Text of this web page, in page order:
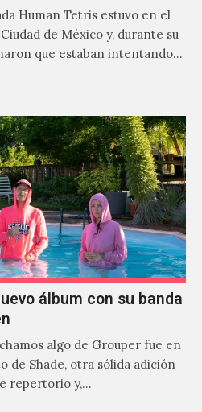
Human Tetris estuvo en el
de México y, durante su
que estaban intentando…
álbum con su banda
algo de Grouper fue en
de Shade, otra sólida adición
repertorio y,…